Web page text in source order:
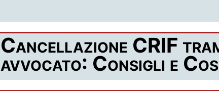
Cancellazione CRIF
avvocato: Consigli e